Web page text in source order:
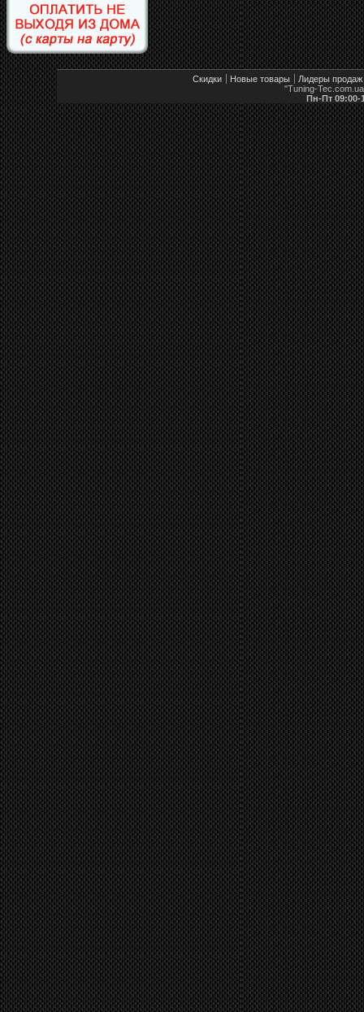
Скидки Новые товары
Лидеры продаж
"Tuning-
Пн-Пт 09:00-